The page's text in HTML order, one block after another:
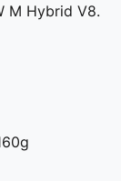
M Hybrid V8.